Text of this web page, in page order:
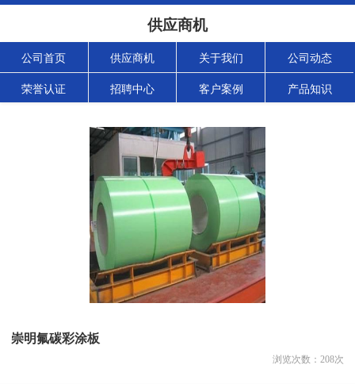
供应商机
公司首页 供应商机 关于我们 公司动态
荣誉认证 招聘中心 客户案例 产品知识
崇明氟碳彩涂板
浏览次数： 208次